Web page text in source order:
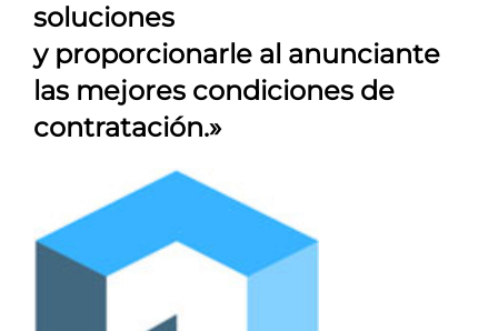
soluciones
y proporcionarle al anunciante
las mejores condiciones de
contratación.»